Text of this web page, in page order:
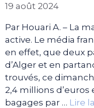
19 août 2024
Par Houari A. – La
active. Le média
en effet, que deux
d’Alger et en
trouvés, ce
2,4 millions
bagages par … Lire